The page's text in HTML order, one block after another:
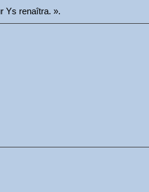
Ys renaîtra. ».